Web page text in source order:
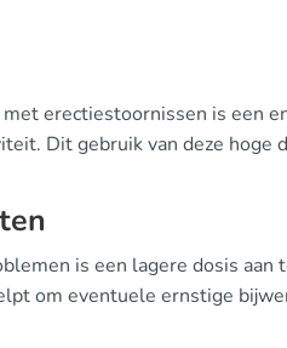
erectiestoornissen is een
Dit gebruik van deze hoge
is een lagere dosis aan
om eventuele ernstige